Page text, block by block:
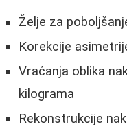
Želje za
Korekcije
Vraćanja oblika
kilograma
Rekonstrukcije